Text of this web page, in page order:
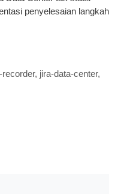
penyelesaian langkah
recorder, jira-data-center,